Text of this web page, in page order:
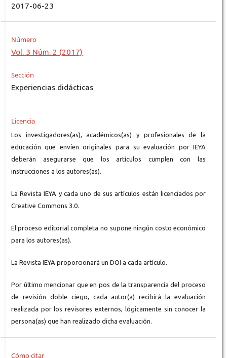
2017-06-23
Número
Vol. 3 Núm. 2 (2017)
Sección
Experiencias didácticas
Licencia
Los investigadores(as), académicos(as) y profesionales de la
educación que envíen originales para su evaluación por IEYA
deberán asegurarse que los artículos cumplen con las
instrucciones a los autores(as).
La Revista IEYA y cada uno de sus artículos están licenciados por
Creative Commons 3.0.
El proceso editorial completa no supone ningún costo económico
para los autores(as).
La Revista IEYA proporcionará un DOI a cada artículo.
Por último mencionar que en pos de la transparencia del proceso
de revisión doble ciego, cada autor(a) recibirá la evaluación
realizada por los revisores externos, lógicamente sin conocer la
persona(as) que han realizado dicha evaluación.
Cómo citar